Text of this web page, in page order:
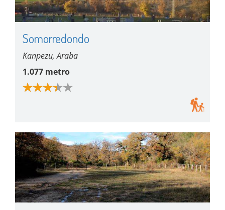
Somorredondo
Kanpezu, Araba
1.077 metro